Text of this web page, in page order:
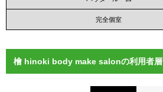
完全個室
檜 hinoki body make salonの利用者層